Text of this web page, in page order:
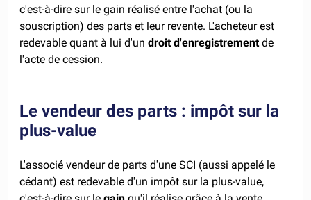
c'est-à-dire sur le gain réalisé entre l'achat (ou la
souscription) des parts et leur revente. L'acheteur est
redevable quant à lui d'undroit d'enregistrementde
l'acte de cession.
Le vendeur des parts : impôt sur la
plus-value
L'associé vendeur de parts d'une SCI (aussi appelé le
cédant) est redevable d'un impôt sur la plus-value,